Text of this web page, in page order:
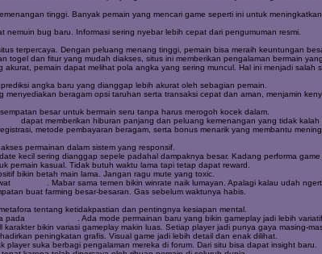
tinggi. Banyak pemain yang mencari game seperti ini untuk
nemuin bug baru. Informasi sering nyebar lebih cepat dari pengumuman resmi.
terpercaya. Dengan peluang menang tinggi, pemain bisa meraih keuntungan
dan fitur yang mudah diakses, situs ini memberikan pengalaman bermain
pemain dapat melihat pola angka yang sering muncul. Hal ini menjadi
angka baru yang dianggap lebih akurat oleh sebagian pemain.
menyediakan beragam opsi taruhan serta transaksi cepat dan aman, menjamin
besar untuk bermain seru tanpa harus merogoh kocek dalam.
dapat memberikan hiburan panjang dan peluang kemenangan yang tidak kalah
metode pembayaran beragam, serta bonus menarik yang membantu
permainan dalam sistem yang responsif.
kecil sering dianggap sepele padahal dampaknya besar. Kadang performa game
pemain kasual. Tidak butuh waktu lama tapi tetap dapat reward.
bikin betah main lama. Jangan ragu mute yang toxic.
. Mabar sama temen bikin winrate naik lumayan. Apalagi kalau udah
buat farming besar-besaran. Gas sebelum waktunya habis.
tentang ketidakpastian dan pentingnya kesiapan mental.
pada
. Ada mode permainan baru yang bikin gameplay jadi lebih
karakter bikin variasi gameplay makin luas. Setiap player jadi punya gaya masing-
peningkatan grafis. Visual game jadi lebih detail dan enak dilihat.
player suka berbagi pengalaman mereka di forum. Dari situ bisa dapat insight baru.